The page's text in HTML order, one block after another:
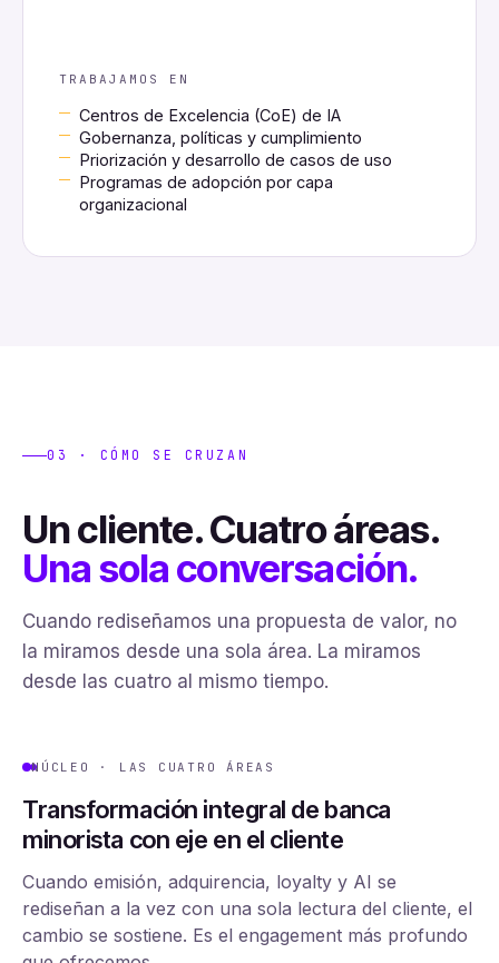
TRABAJAMOS EN
Centros de Excelencia (CoE) de IA
Gobernanza, políticas y cumplimiento
Priorización y desarrollo de casos de uso
Programas de adopción por capa
organizacional
03 · CÓMO SE CRUZAN
Un cliente. Cuatro áreas.
Una sola conversación.
Cuando rediseñamos una propuesta de valor, no
la miramos desde una sola área. La miramos
desde las cuatro al mismo tiempo.
NÚCLEO · LAS CUATRO ÁREAS
Transformación integral de banca
minorista con eje en el cliente
Cuando emisión, adquirencia, loyalty y AI se
rediseñan a la vez con una sola lectura del cliente, el
cambio se sostiene. Es el engagement más profundo